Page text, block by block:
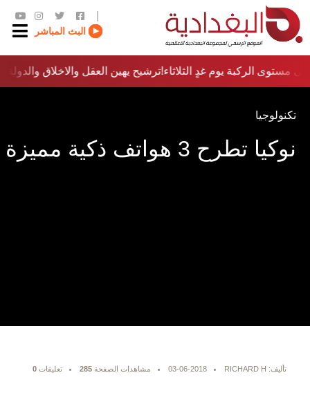
البث المباشر
ترشيح يهين العقل والاخلاق والدولة…؟!مستوى الركبة يوم غدٍ الثلاثاء
تكنولوجيا
نوكيا تطرح 3 هواتف ذكية مميزة
تأليف: RICHARD H 03-06-2018 مشاهدات الصفحة 285 تعليقات 0